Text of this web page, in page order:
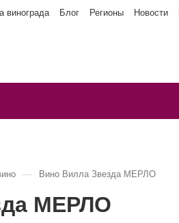
винограда Блог Регионы Новости
— Вино Вилла Звезда МЕРЛО
МЕРЛО